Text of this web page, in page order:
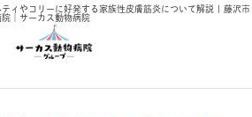
ィやコリーに好発する家族性皮膚筋炎について解説 | 藤沢市
｜サーカス動物病院